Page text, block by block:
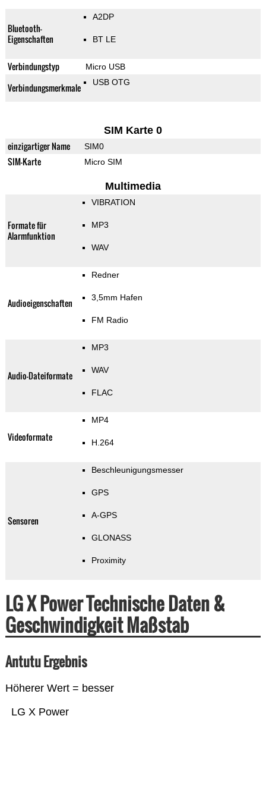
Bluetooth-
Eigenschaften
A2DP
BT LE
Verbindungstyp Micro USB
Verbindungsmerkmale USB OTG
SIM Karte 0
einzigartiger Name SIM0
SIM-Karte Micro SIM
Multimedia
Formate für
Alarmfunktion
VIBRATION
MP3
WAV
Audioeigenschaften
Redner
3,5mm Hafen
FM Radio
Audio-Dateiformate
MP3
WAV
FLAC
Videoformate
MP4
H.264
Sensoren
Beschleunigungsmesser
GPS
A-GPS
GLONASS
Proximity
LG X Power Technische Daten &
Geschwindigkeit Maßstab
Antutu Ergebnis
Höherer Wert = besser
LG X Power